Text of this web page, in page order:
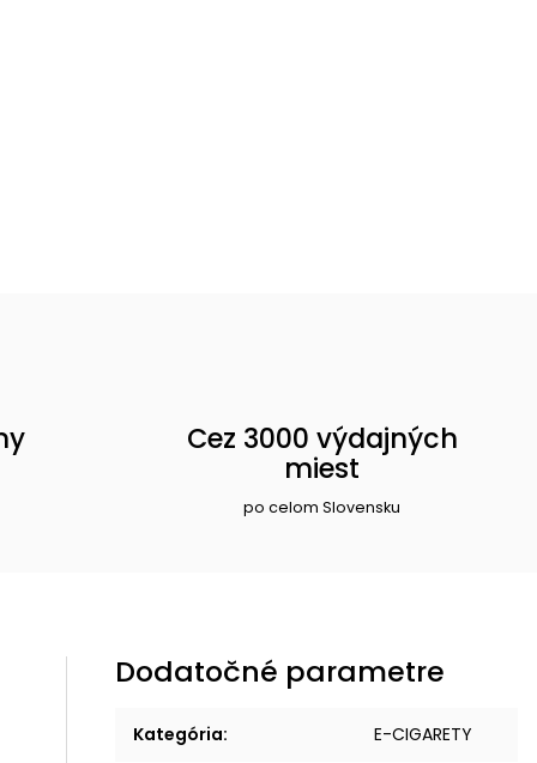
Cez 3000 výdajných
miest
po celom Slovensku
Dodatočné parametre
Kategória: E-CIGARETY